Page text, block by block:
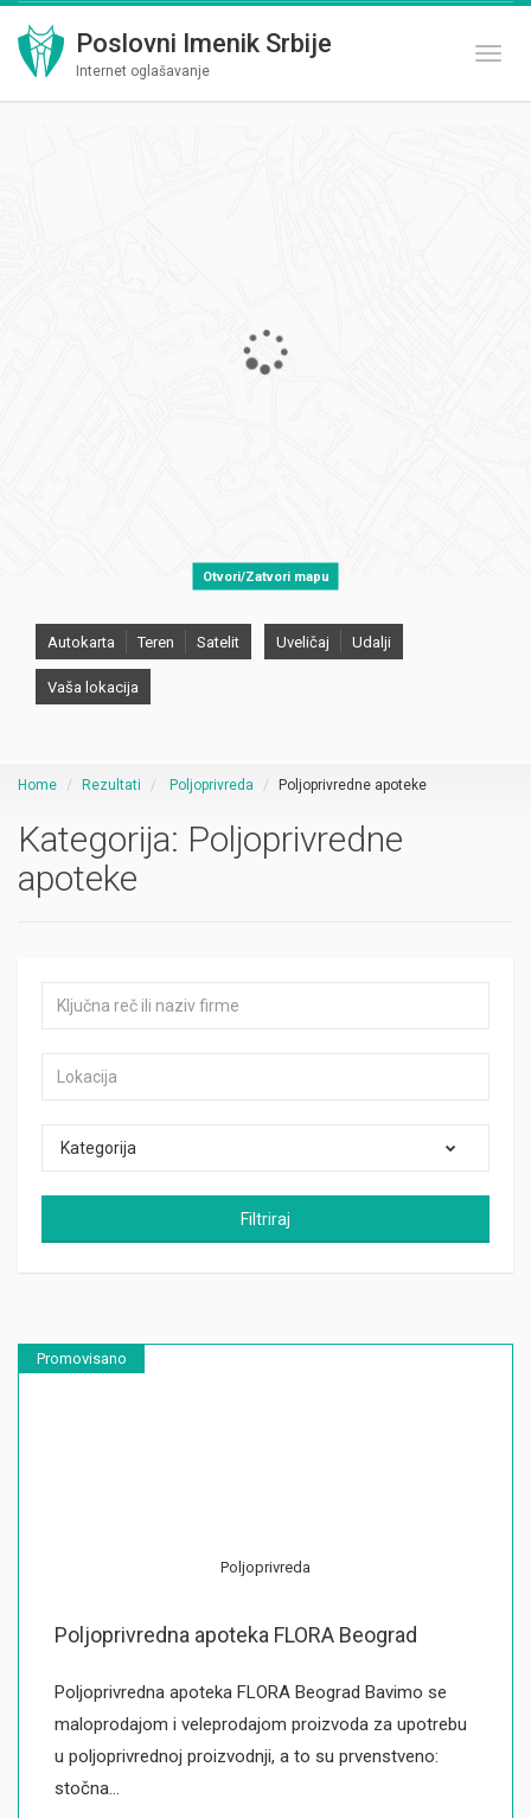
Poslovni Imenik Srbije
Internet oglašavanje
Otvori/Zatvori mapu
Autokarta Teren Satelit Uveličaj Udalji
Vaša lokacija
Home Rezultati Poljoprivreda Poljoprivredne apoteke
Kategorija: Poljoprivredne
apoteke
Kategorija
Filtriraj
Promovisano
Poljoprivreda
Poljoprivredna apoteka FLORA Beograd
Poljoprivredna apoteka FLORA Beograd Bavimo se
maloprodajom i veleprodajom proizvoda za upotrebu
u poljoprivrednoj proizvodnji, a to su prvenstveno:
stočna…